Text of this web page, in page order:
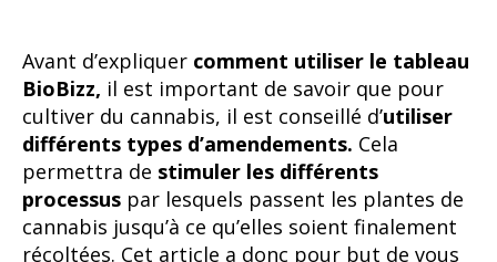
récoltées. Cet article a donc pour but de vous
apprendre àutiliser correctement le tableau
et les produits BioBizz.
Contenu
BioBizz : une marque implantée dans le
secteur